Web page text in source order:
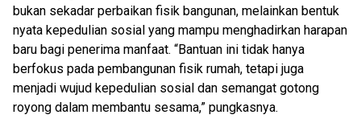
bukan sekadar perbaikan fisik bangunan, melainkan bentuk
nyata kepedulian sosial yang mampu menghadirkan harapan
baru bagi penerima manfaat. “Bantuan ini tidak hanya
berfokus pada pembangunan fisik rumah, tetapi juga
menjadi wujud kepedulian sosial dan semangat gotong
royong dalam membantu sesama,” pungkasnya.